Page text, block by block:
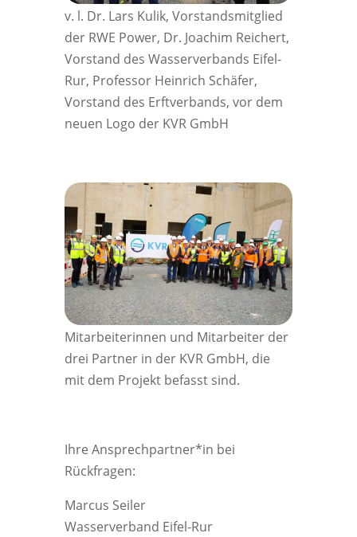
v. l. Dr. Lars Kulik, Vorstandsmitglied
der RWE Power, Dr. Joachim Reichert,
Vorstand des Wasserverbands Eifel-
Rur, Professor Heinrich Schäfer,
Vorstand des Erftverbands, vor dem
neuen Logo der KVR GmbH
Mitarbeiterinnen und Mitarbeiter der
drei Partner in der KVR GmbH, die
mit dem Projekt befasst sind.
Ihre Ansprechpartner*in bei
Rückfragen:
Marcus Seiler
Wasserverband Eifel-Rur